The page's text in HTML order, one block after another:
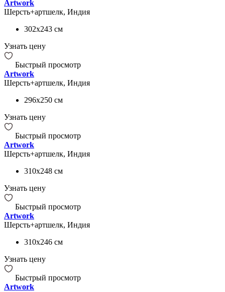
Artwork
Шерсть+артшелк, Индия
302x243 см
Узнать цену
Быстрый просмотр
Artwork
Шерсть+артшелк, Индия
296x250 см
Узнать цену
Быстрый просмотр
Artwork
Шерсть+артшелк, Индия
310x248 см
Узнать цену
Быстрый просмотр
Artwork
Шерсть+артшелк, Индия
310x246 см
Узнать цену
Быстрый просмотр
Artwork